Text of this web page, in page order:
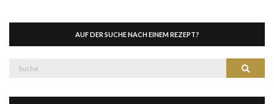
AUF DER SUCHE NACH EINEM REZEPT?
Suche
Suche